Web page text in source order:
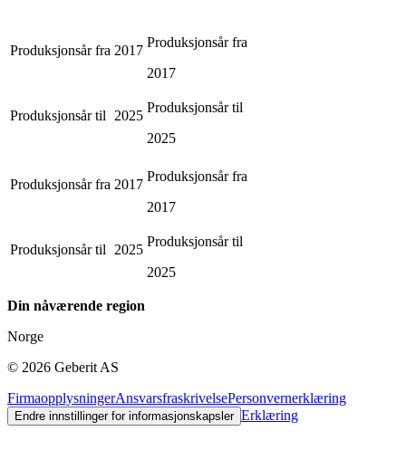
Produksjonsår fra 2017
Produksjonsår fra
2017
Produksjonsår til 2025
Produksjonsår til
2025
Produksjonsår fra 2017
Produksjonsår fra
2017
Produksjonsår til 2025
Produksjonsår til
2025
Din nåværende region
Norge
© 2026 Geberit AS
FirmaopplysningerAnsvarsfraskrivelsePersonvernerklæring
Endre innstillinger for informasjonskapsler Erklæring